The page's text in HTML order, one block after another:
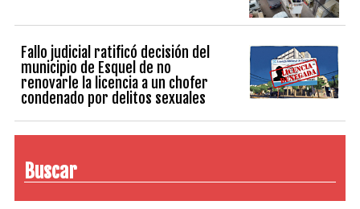
Fallo judicial ratificó decisión del
municipio de Esquel de no
renovarle la licencia a un chofer
condenado por delitos sexuales
Buscar